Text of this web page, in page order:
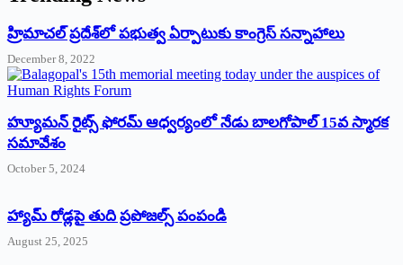
‌హ్రిమాచల్‌ ‌ప్రదేశ్‌లో పభుత్వ ఏర్పాటుకు కాంగ్రెస్‌ ‌సన్నాహాలు
December 8, 2022
హ్యూమన్‌ రైట్స్‌ ఫోరమ్‌ ఆధ్వర్యంలో నేడు బాలగోపాల్‌ 15వ స్మారక
సమావేశం
October 5, 2024
హ్యామ్‌ రోడ్లపై తుది ప్రపోజల్స్‌ పంపండి
August 25, 2025